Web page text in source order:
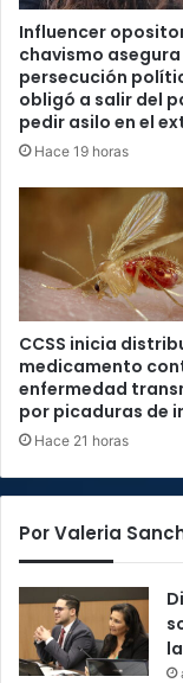
Influencer
chavismo asegura
persecución
obligó a salir del
pedir asilo en el
Hace 19 horas
CCSS inicia
medicamento
enfermedad
por picaduras de
Hace 21 horas
Por Valeria